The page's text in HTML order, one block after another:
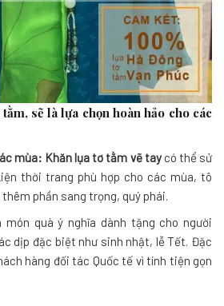
sẽ là lựa chọn hoàn hảo cho các
mùa: Khăn lụa tơ tằm vẽ taycó thể sử
thời trang phù hợp cho các mùa, tô
phần sang trọng, quý phái.
món quà ý nghĩa dành tặng cho người
dịp đặc biệt như sinh nhật, lễ Tết. Đặc
hàng đối tác Quốc tế vì tính tiện gọn